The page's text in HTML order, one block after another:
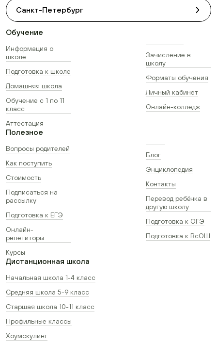
Санкт-Петербург
Обучение
Информация о
школе
Подготовка к школе
Домашняя школа
Обучение с 1 по 11
класс
Аттестация
Зачисление в
школу
Форматы обучения
Личный кабинет
Онлайн-колледж
Полезное
Вопросы родителей
Как поступить
Стоимость
Подписаться на
рассылку
Подготовка к ЕГЭ
Онлайн-
репетиторы
Курсы
Блог
Энциклопедия
Контакты
Перевод ребёнка в
другую школу
Подготовка к ОГЭ
Подготовка к ВсОШ
Дистанционная школа
Начальная школа 1-4 класс
Средняя школа 5-9 класс
Старшая школа 10-11 класс
Профильные классы
Хоумскулинг